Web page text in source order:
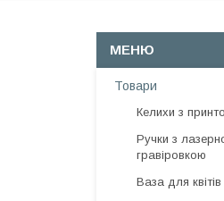
Товари
Келихи з
Ручки з
гравіровкою
Ваза для